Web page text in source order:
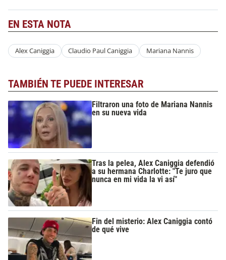
EN ESTA NOTA
Alex Caniggia Claudio Paul Caniggia Mariana Nannis
TAMBIÉN TE PUEDE INTERESAR
Filtraron una foto de Mariana Nannis
en su nueva vida
Tras la pelea, Alex Caniggia defendió
a su hermana Charlotte: "Te juro que
nunca en mi vida la vi así"
Fin del misterio: Alex Caniggia contó
de qué vive